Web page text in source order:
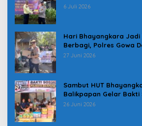
Spanduk serta
6 Juli 2026
Hari Bhayangkara Jadi
Berbagi, Polres Gowa
Membutuhkan
27 Juni 2026
Sambut HUT
Balikpapan Gelar Bakti
Asuhan Jabal Rahmah
26 Juni 2026